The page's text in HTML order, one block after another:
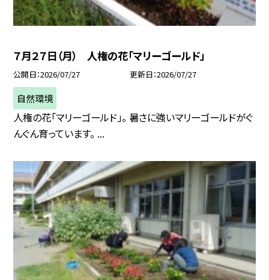
７月２７日（月） 人権の花「マリーゴールド」
公開日 2026/07/27 更新日 2026/07/27
自然環境
人権の花「マリーゴールド」。 暑さに強いマリーゴールドがぐ
んぐん育っています。 ...